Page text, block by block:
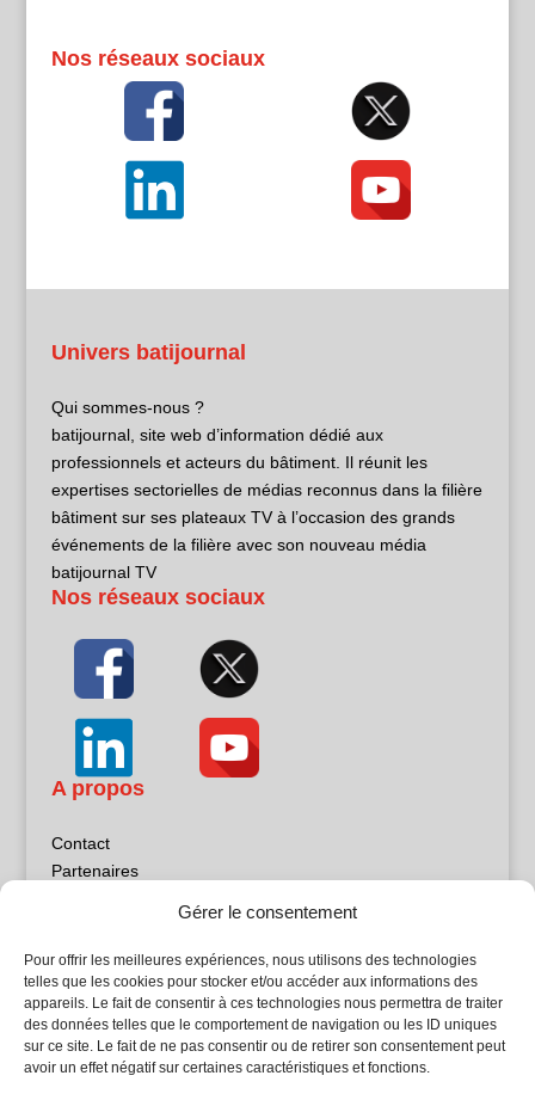
Gérer le consentement
Pour offrir les meilleures expériences, nous utilisons des technologies
telles que les cookies pour stocker et/ou accéder aux informations des
appareils. Le fait de consentir à ces technologies nous permettra de traiter
des données telles que le comportement de navigation ou les ID uniques
sur ce site. Le fait de ne pas consentir ou de retirer son consentement peut
avoir un effet négatif sur certaines caractéristiques et fonctions.
Nos réseaux sociaux
Univers batijournal
Qui sommes-nous ?
batijournal, site web d’information dédié aux
professionnels et acteurs du bâtiment. Il réunit les
expertises sectorielles de médias reconnus dans la filière
bâtiment sur ses plateaux TV à l’occasion des grands
événements de la filière avec son nouveau média
batijournal TV
Nos réseaux sociaux
A propos
Contact
Partenaires
Politique de confidentialité
Sites partenaires
5Façades
Atrium Patrimoine